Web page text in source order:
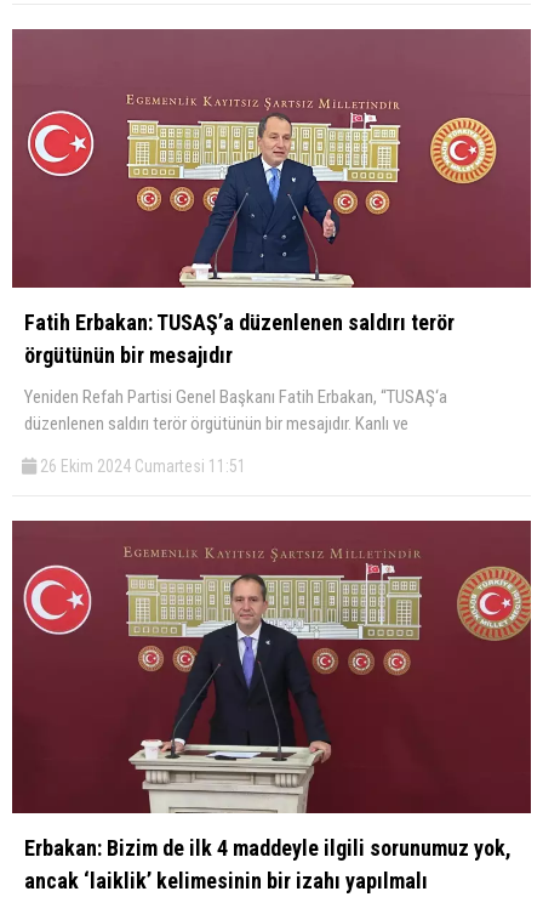
Fatih Erbakan: TUSAŞ’a düzenlenen saldırı terör
örgütünün bir mesajıdır
Yeniden Refah Partisi Genel Başkanı Fatih Erbakan, “TUSAŞ‘a
düzenlenen saldırı terör örgütünün bir mesajıdır. Kanlı ve
26 Ekim 2024 Cumartesi 11:51
Erbakan: Bizim de ilk 4 maddeyle ilgili sorunumuz yok,
ancak ‘laiklik’ kelimesinin bir izahı yapılmalı